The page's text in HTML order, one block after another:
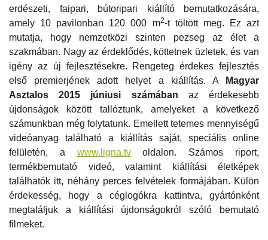
erdészeti, faipari, bútoripari kiállító bemutatkozására,
amely 10 pavilonban 120 000 m2-t töltött meg. Ez azt
mutatja, hogy nemzetközi szinten pezseg az élet a
szakmában. Nagy az érdeklődés, köttetnek üzletek, és van
igény az új fejlesztésekre. Rengeteg érdekes fejlesztés
első premierjének adott helyet a kiállítás. A
Magyar
Asztalos 2015 júniusi számában az érdekesebb
újdonságok között tallóztunk, amelyeket a következő
számunkban még folytatunk. Emellett tetemes mennyiségű
videóanyag található a kiállítás saját, speciális online
felületén, a www.ligna.tvoldalon. Számos riport,
termékbemutató videó, valamint kiállítási életképek
találhatók itt, néhány perces felvételek formájában. Külön
érdekesség, hogy a céglogókra kattintva, gyártónként
megtaláljuk a kiállítási újdonságokról szóló bemutató
filmeket.